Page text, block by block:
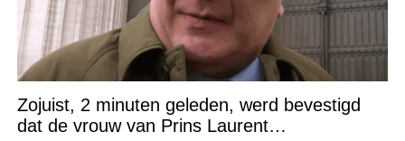
Zojuist, 2 minuten geleden, werd bevestigd
dat de vrouw van Prins Laurent…